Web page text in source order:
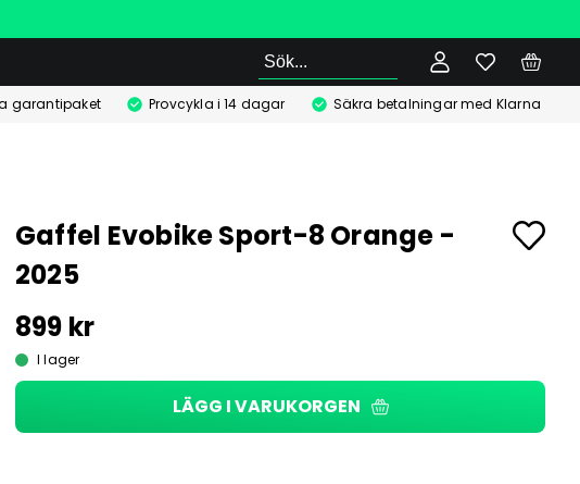
Sök
garantipaket Provcykla i 14 dagar Säkra betalningar med Klarna
Gaffel Evobike Sport-8 Orange -
2025
899 kr
I lager
LÄGG I VARUKORGEN